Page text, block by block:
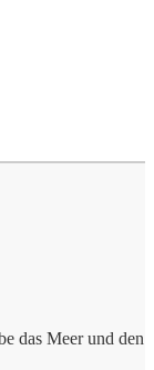
das Meer und den